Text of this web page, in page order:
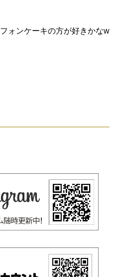
ォンケーキの方が好きかなw